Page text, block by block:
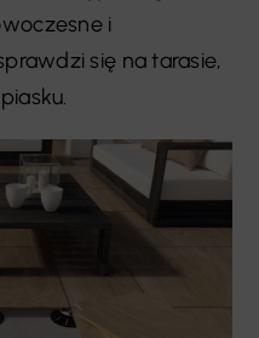
i
się na tarasie,